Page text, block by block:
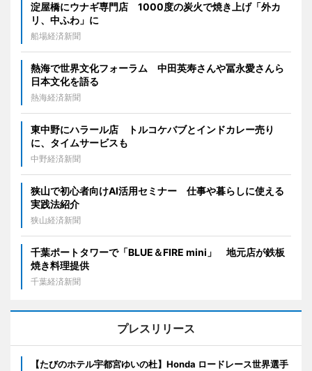
淀屋橋にウナギ専門店 1000度の炭火で焼き上げ「外カ
リ、中ふわ」に
船場経済新聞
熱海で世界文化フォーラム 中田英寿さんや冨永愛さんら
日本文化を語る
熱海経済新聞
東中野にハラール店 トルコケバブとインドカレー売り
に、タイムサービスも
中野経済新聞
狭山で初心者向けAI活用セミナー 仕事や暮らしに使える
実践法紹介
狭山経済新聞
千葉ポートタワーで「BLUE＆FIRE mini」 地元店が鉄板
焼き料理提供
千葉経済新聞
プレスリリース
【たびのホテル宇都宮ゆいの杜】Honda ロードレース世界選手